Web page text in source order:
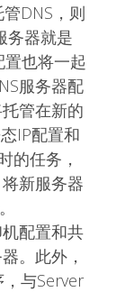
DNS，则
务器就是
置也将一起
服务器配
管在新的
IP配置和
的任务，
新服务器
配置和共
。此外，
与Server